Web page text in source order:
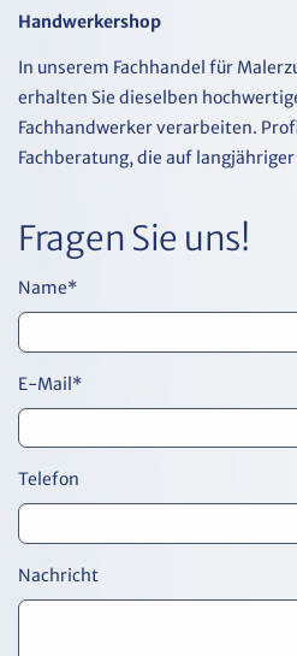
Handwerkershop
In unserem Fachhandel für
erhalten Sie dieselben
Fachhandwerker verarbeiten.
Fachberatung, die auf
Fragen Sie uns!
Name*
E-Mail*
Telefon
Nachricht